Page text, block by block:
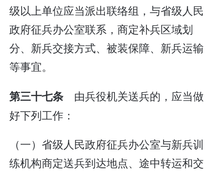
级以上单位应当派出联络组，与省级人民
政府征兵办公室联系，商定补兵区域划
分、新兵交接方式、被装保障、新兵运输
等事宜。
第三十七条 由兵役机关送兵的，应当做
好下列工作：
（一）省级人民政府征兵办公室与新兵训
练机构商定送兵到达地点、途中转运和交